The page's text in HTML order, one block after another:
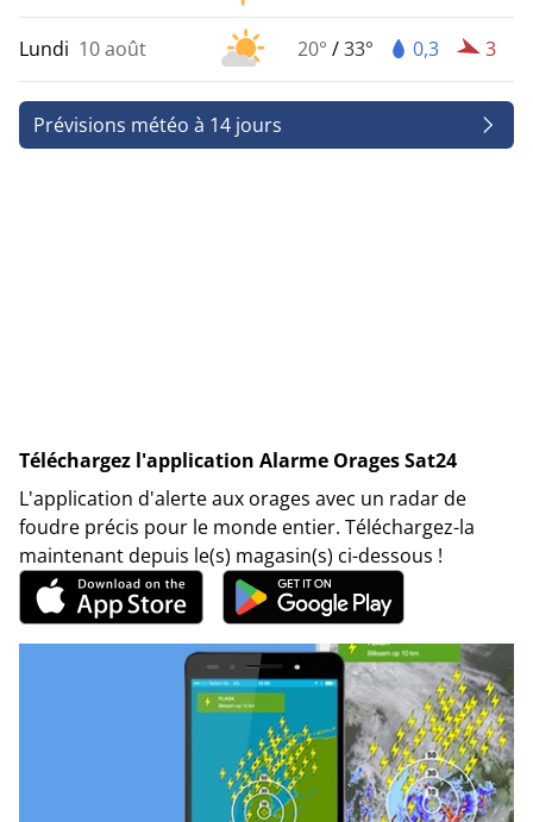
Lundi 10 août 20° /33° 0,3 3
Prévisions météo à 14 jours
Téléchargez l'application Alarme Orages Sat24
L'application d'alerte aux orages avec un radar de
foudre précis pour le monde entier. Téléchargez-la
maintenant depuis le(s) magasin(s) ci-dessous !